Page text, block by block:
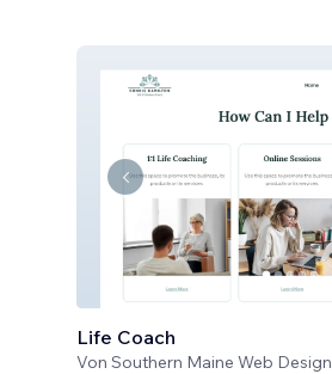
Life Coach
Von Southern Maine Web Design